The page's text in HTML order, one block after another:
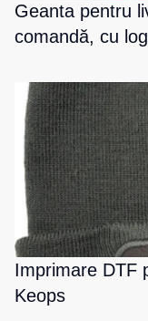
Geanta pentru
comandă, cu
Imprimare DTF
Keops